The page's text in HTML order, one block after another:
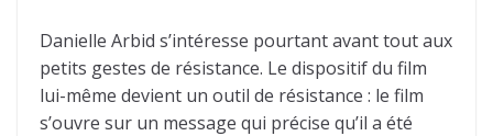
Danielle Arbid s’intéresse pourtant avant tout aux
petits gestes de résistance. Le dispositif du film
lui-même devient un outil de résistance : le film
s’ouvre sur un message qui précise qu’il a été